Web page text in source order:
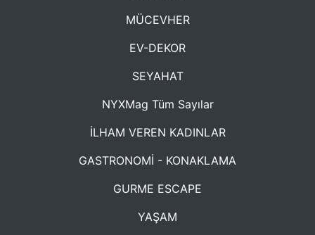
MÜCEVHER
EV-DEKOR
SEYAHAT
NYXMag Tüm Sayılar
İLHAM VEREN KADINLAR
GASTRONOMİ - KONAKLAMA
GURME ESCAPE
YAŞAM